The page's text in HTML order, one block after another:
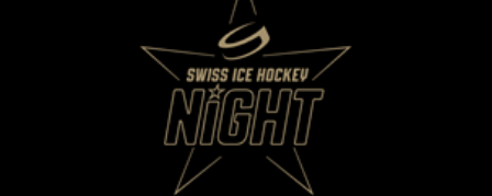
Swiss Ice Hockey Night 2025
Swiss Ice Hockey Night 2024
Swiss Ice Hockey Night 2023